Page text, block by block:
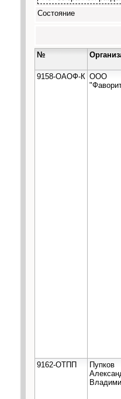
Состояние
№
9158-ОАОФ-К ООО
9162-ОТПП
Пупков